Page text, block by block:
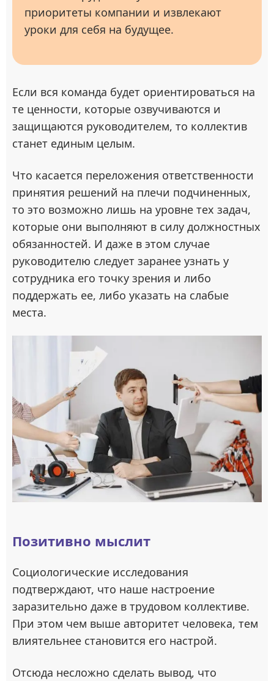
приоритеты компании и извлекают
уроки для себя на будущее.
Если вся команда будет ориентироваться на
те ценности, которые озвучиваются и
защищаются руководителем, то коллектив
станет единым целым.
Что касается переложения ответственности
принятия решений на плечи подчиненных,
то это возможно лишь на уровне тех задач,
которые они выполняют в силу должностных
обязанностей. И даже в этом случае
руководителю следует заранее узнать у
сотрудника его точку зрения и либо
поддержать ее, либо указать на слабые
места.
Позитивно мыслит
Социологические исследования
подтверждают, что наше настроение
заразительно даже в трудовом коллективе.
При этом чем выше авторитет человека, тем
влиятельнее становится его настрой.
Отсюда несложно сделать вывод, что